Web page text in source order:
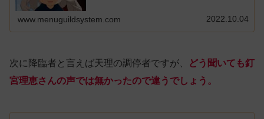
www.menuguildsystem.com 2022.10.04
次に降臨者と言えば天理の調停者ですが、
どう聞いても釘
宮理恵さんの声では無かったので違うでしょう。